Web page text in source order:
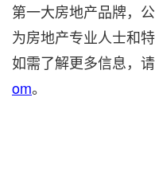
第一大房地产品牌，
为房地产专业人士和
如需了解更多信息，
om。